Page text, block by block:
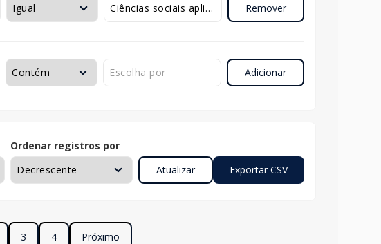
Remover
Adicionar
Ordenar registros por
3 4 Próximo